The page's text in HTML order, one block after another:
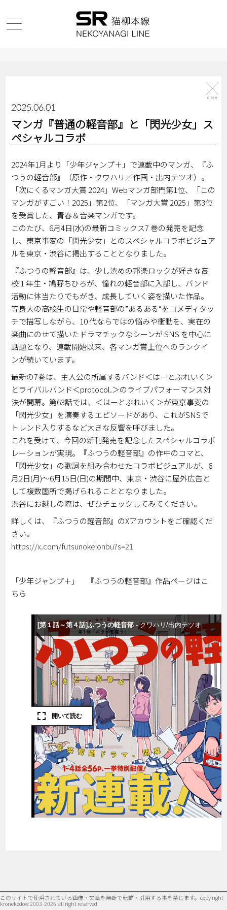
2025.06.01
マンガ『普通の軽音部』と「閃光少女」ス
ペシャルコラボ
2024年1月より「少年ジャンプ＋」で連載中のマンガ、『ふ
つうの軽音部』（原作・クワハリ／作画・出内テツオ）。
「次にくるマンガ大賞 2024」Webマンガ部門第1位、「この
マンガがすごい！2025」第2位、「マンガ大賞 2025」第3位
を受賞した、青春＆音楽マンガです。
このたび、6月4日(水)の最新コミックス7 巻の発売を記念
し、東京事変の「閃光少女」とのスペシャルコラボビジュア
ルを東京・渋谷に掲出することとなりました。
『ふつうの軽音部』は、少し渋めの邦楽ロックが好きな高
校 1 年生・鳩野ちひろが、憧れの軽音部に入部し、バンド
活動に体当たりでもがき、成長していく姿を描いた作品。
等身大の高校生の日常や軽音部の”あるある“をコメディタッ
チで描写しながら、10 代ならではの悩みや衝動を、実在の
楽曲にのせて描いたドラマチックなシーンが SNS を中心に
話題となり、連載開始以来、各マンガ賞上位へのランクイ
ンが続いています。
最新の7巻は、主人公の所属するバンド＜はーとぶれいく＞
とライバルバンド＜protocol.＞のライブパフォーマンス対
決が開幕。第63話では、＜はーとぶれいく＞が東京事変の
「閃光少女」を演奏するエピソードがあり、これがSNSで
トレンド入りするなど大きな反響を呼びました。
これを受けて、今回の新刊発売を記念したスペシャルコラボ
レーションが実現。『ふつうの軽音部』の作中のコマと、
「閃光少女」の歌詞を組み合わせたコラボビジュアルが、6
月2日(月)～6月15日(日)の期間中、東京・渋谷に屋外広告と
して複数箇所で掲げられることとなりました。
渋谷にお越しの際は、ぜひチェックしてみてください。
詳しくは、『ふつうの軽音部』のXアカウントをご確認くだ
さい。
https://x.com/futsunokeionbu?s=21
「少年ジャンプ＋」 『ふつうの軽音部』作品ページはこ
ちら
このサイトで使用されている画像・文章を無断で転載・引用する事を禁じます。 copy right
kronekodow 2003-2026 all right reserved